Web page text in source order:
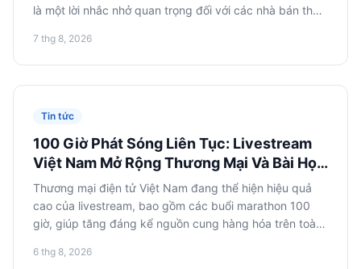
là một lời nhắc nhở quan trọng đối với các nhà bán thực
tuân thủ nghiêm ngặt luật pháp và quy định địa phương
khi thâm nhập các sàn thương mại điện tử châu Á,
7 thg 8, 2026
Tin tức
100 Giờ Phát Sóng Liên Tục: Livestream
Việt Nam Mở Rộng Thương Mại Và Bài Học
Cho Thương Mại Điện Tử Nga
Thương mại điện tử Việt Nam đang thể hiện hiệu quả
cao của livestream, bao gồm các buổi marathon 100
giờ, giúp tăng đáng kể nguồn cung hàng hóa trên toàn
kinh nghiệm này để mở rộng sự hiện diện trên thị
6 thg 8, 2026